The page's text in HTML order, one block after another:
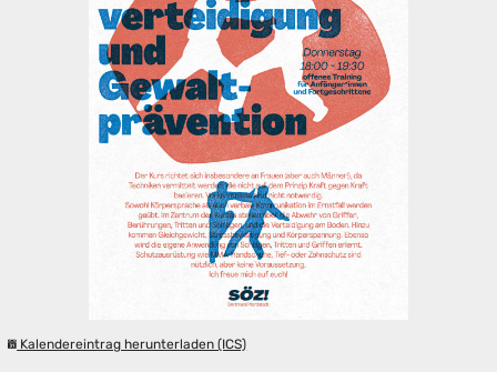
Kalendereintrag herunterladen (ICS)